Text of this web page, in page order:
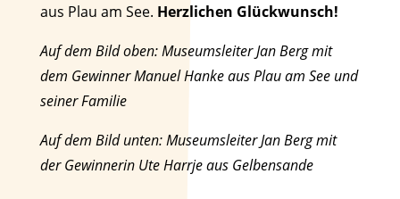
aus Plau am See. Herzlichen Glückwunsch!
Auf dem Bild oben: Museumsleiter Jan Berg mit
dem Gewinner Manuel Hanke aus Plau am See und
seiner Familie
Auf dem Bild unten: Museumsleiter Jan Berg mit
der Gewinnerin Ute Harrje aus Gelbensande